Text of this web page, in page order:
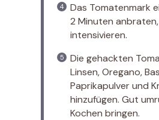
Das Tomatenmark
2 Minuten
intensivieren.
Die gehackten
Linsen, Oregano,
Paprikapulver und
hinzufügen. Gut
Kochen bringen.